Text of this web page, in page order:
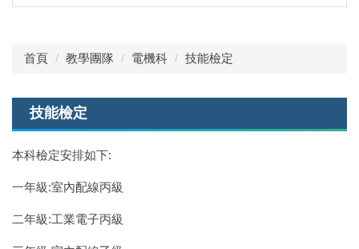
首頁 教學團隊 電機科 技能檢定
技能檢定
本科檢定安排如下:
一年級:室內配線丙級
二年級:工業電子丙級